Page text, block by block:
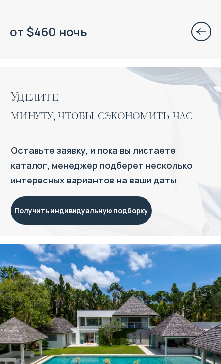
от $460 ночь
Уделите
минуту, чтобы сэкономить час
Оставьте заявку, и пока вы листаете
каталог, менеджер подберет несколько
интересных вариантов на ваши даты
Получить индивидуальную подборку